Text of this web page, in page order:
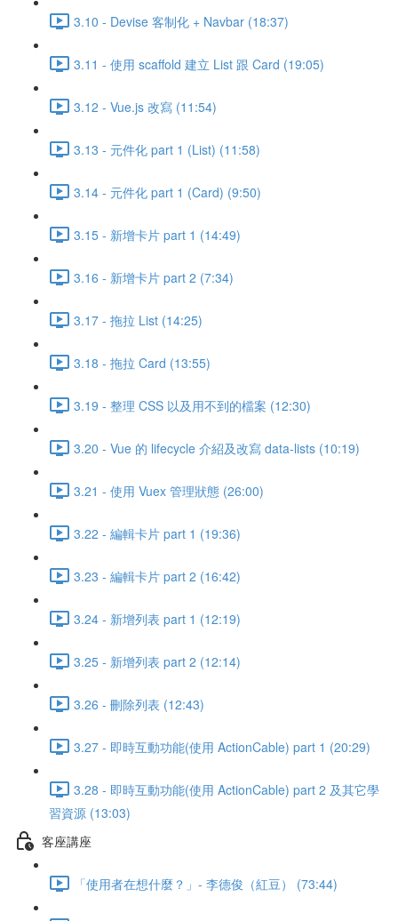
3.10 - Devise 客制化 + Navbar (18:37)
3.11 - 使用 scaffold 建立 List 跟 Card (19:05)
3.12 - Vue.js 改寫 (11:54)
3.13 - 元件化 part 1 (List) (11:58)
3.14 - 元件化 part 1 (Card) (9:50)
3.15 - 新增卡片 part 1 (14:49)
3.16 - 新增卡片 part 2 (7:34)
3.17 - 拖拉 List (14:25)
3.18 - 拖拉 Card (13:55)
3.19 - 整理 CSS 以及用不到的檔案 (12:30)
3.20 - Vue 的 lifecycle 介紹及改寫 data-lists (10:19)
3.21 - 使用 Vuex 管理狀態 (26:00)
3.22 - 編輯卡片 part 1 (19:36)
3.23 - 編輯卡片 part 2 (16:42)
3.24 - 新增列表 part 1 (12:19)
3.25 - 新增列表 part 2 (12:14)
3.26 - 刪除列表 (12:43)
3.27 - 即時互動功能(使用 ActionCable) part 1 (20:29)
3.28 - 即時互動功能(使用 ActionCable) part 2 及其它學
習資源 (13:03)
客座講座
「使用者在想什麼？」- 李德俊（紅豆） (73:44)